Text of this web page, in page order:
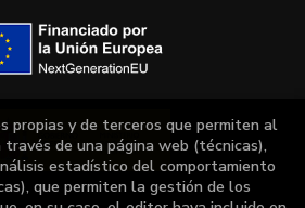
propias y de terceros que permiten al
de una página web (técnicas),
estadístico del comportamiento
que permiten la gestión de los